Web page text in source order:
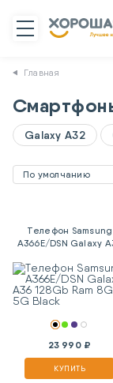
Главная
Galaxy A32
По умолчанию
Телефон Samsung
A366E/DSN Galaxy
Black
23 990 ₽
КУПИТЬ